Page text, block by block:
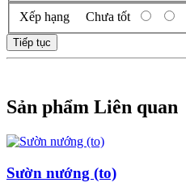
Xếp hạng Chưa tốt
Tiếp tục
Sản phẩm Liên quan
Sườn nướng (to)